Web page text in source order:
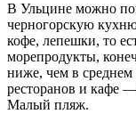
В Ульцине можно
черногорскую
кофе, лепешки, то
морепродукты,
ниже, чем в
ресторанов и кафе
Малый пляж.